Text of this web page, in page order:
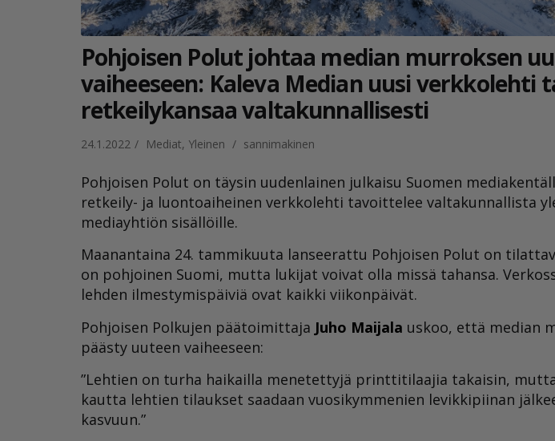
Pohjoisen Polut johtaa median murroksen
vaiheeseen: Kaleva Median uusi verkkolehti
retkeilykansaa valtakunnallisesti
24.1.2022 / Mediat, Yleinen / sannimakinen
Pohjoisen Polut on täysin uudenlainen julkaisu Suomen
retkeily- ja luontoaiheinen verkkolehti tavoittelee valtakunnallista
mediayhtiön sisällöille.
Maanantaina 24. tammikuuta lanseerattu Pohjoisen Polut on
on pohjoinen Suomi, mutta lukijat voivat olla missä tahansa.
lehden ilmestymispäiviä ovat kaikki viikonpäivät.
Pohjoisen Polkujen päätoimittaja Juho Maijala uskoo, että median
päästy uuteen vaiheeseen:
”Lehtien on turha haikailla menetettyjä printtitilaajia takaisin,
kautta lehtien tilaukset saadaan vuosikymmenien levikkipiinan
kasvuun.”